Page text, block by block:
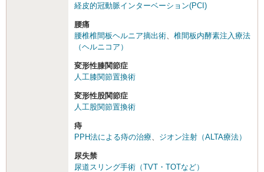
経皮的冠動脈インターベーション(PCI)
腰痛
腰椎椎間板ヘルニア摘出術
椎間板内酵素注入療法
（ヘルニコア）
変形性膝関節症
人工膝関節置換術
変形性股関節症
人工股関節置換術
痔
PPH法による痔の治療
ジオン注射（ALTA療法）
尿失禁
尿道スリング手術（TVT・TOTなど）